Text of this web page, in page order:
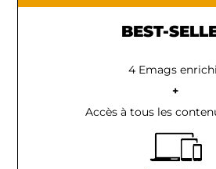
BEST-
4 Emags
+
Accès à tous les